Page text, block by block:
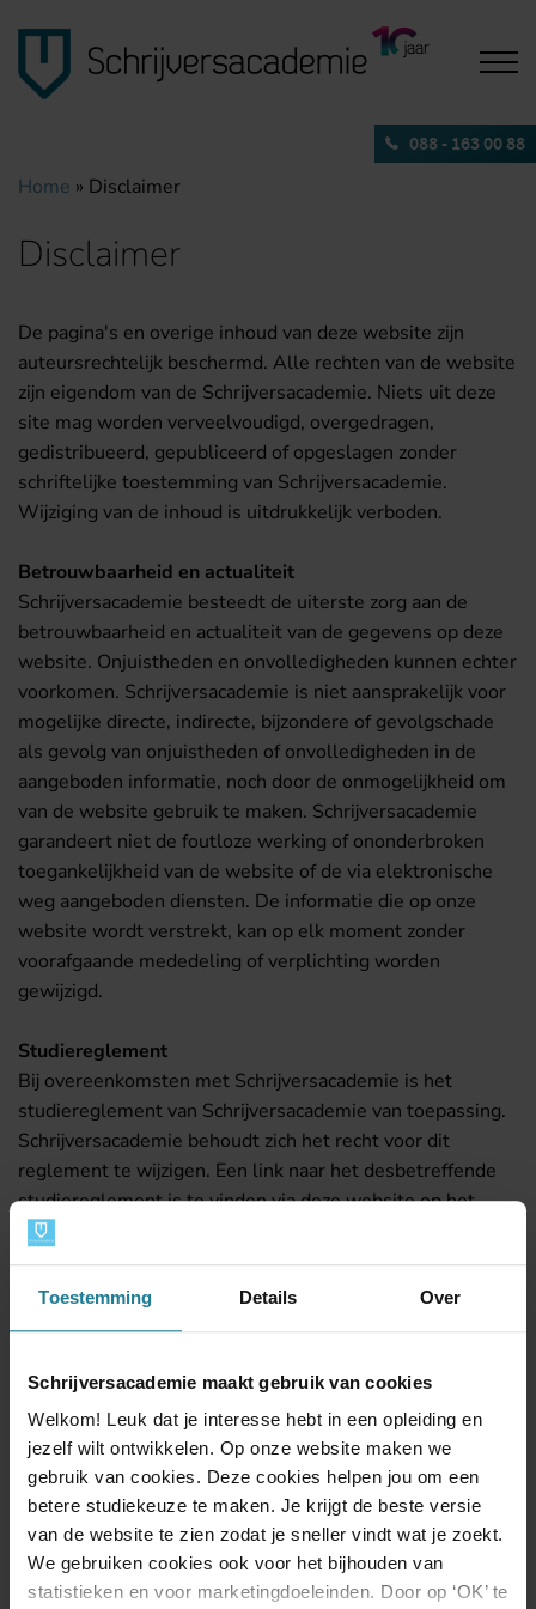
Toestemming Details Over
Schrijversacademie maakt gebruik van cookies
Welkom! Leuk dat je interesse hebt in een opleiding en
jezelf wilt ontwikkelen. Op onze website maken we
gebruik van cookies. Deze cookies helpen jou om een
betere studiekeuze te maken. Je krijgt de beste versie
van de website te zien zodat je sneller vindt wat je zoekt.
We gebruiken cookies ook voor het bijhouden van
statistieken en voor marketingdoeleinden. Door op ‘OK’ te
088 - 163 00 88
Home » Disclaimer
Disclaimer
De pagina's en overige inhoud van deze website zijn
auteursrechtelijk beschermd. Alle rechten van de website
zijn eigendom van de Schrijversacademie. Niets uit deze
site mag worden verveelvoudigd, overgedragen,
gedistribueerd, gepubliceerd of opgeslagen zonder
schriftelijke toestemming van Schrijversacademie.
Wijziging van de inhoud is uitdrukkelijk verboden.
Betrouwbaarheid en actualiteit
Schrijversacademie besteedt de uiterste zorg aan de
betrouwbaarheid en actualiteit van de gegevens op deze
website. Onjuistheden en onvolledigheden kunnen echter
voorkomen. Schrijversacademie is niet aansprakelijk voor
mogelijke directe, indirecte, bijzondere of gevolgschade
als gevolg van onjuistheden of onvolledigheden in de
aangeboden informatie, noch door de onmogelijkheid om
van de website gebruik te maken. Schrijversacademie
garandeert niet de foutloze werking of ononderbroken
toegankelijkheid van de website of de via elektronische
weg aangeboden diensten. De informatie die op onze
website wordt verstrekt, kan op elk moment zonder
voorafgaande mededeling of verplichting worden
gewijzigd.
Studiereglement
Bij overeenkomsten met Schrijversacademie is het
studiereglement van Schrijversacademie van toepassing.
Schrijversacademie behoudt zich het recht voor dit
reglement te wijzigen. Een link naar het desbetreffende
studiereglement is te vinden via deze website op het
inschrijfformulier. Het studiereglement is ook schriftelijk
op te vragen via Schrijversacademie, Postbus 11058,
2301 EB Leiden te Leiden.
Deze voorwaarden zullen in elk opzicht uitsluitend en
exclusief onderhevig zijn aan de Nederlandse wetgeving.
Beoordelingen